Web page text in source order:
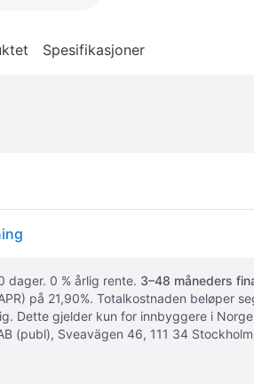
Spesifikasjoner
dager. 0 % årlig rente. 3–48 måneders
på 21,90%. Totalkostnaden beløper
Dette gjelder kun for innbyggere i
(publ), Sveavägen 46, 111 34